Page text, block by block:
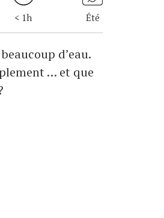
< 1h Été
d’eau.
… et que